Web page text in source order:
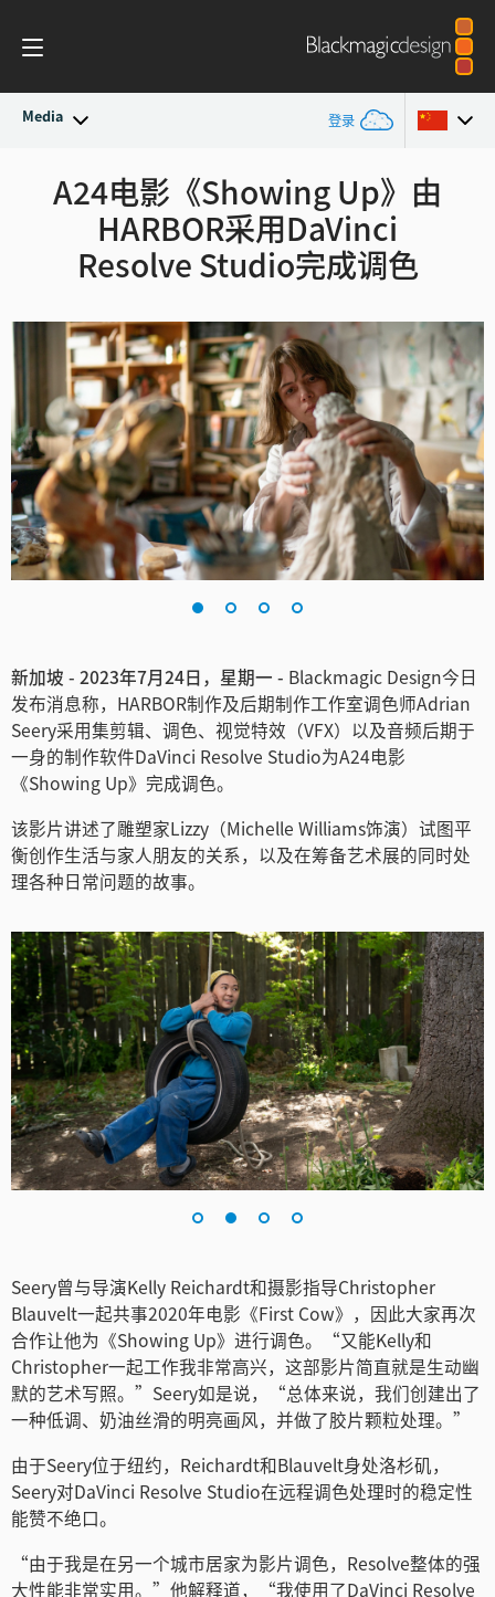
Media 登录
最新动态 Argentina
Australia
Austria
Brazil
Canada
中国
Denmark
Finland
France
中国香港
India
Italy
Korea
Malaysia
Netherlands
New Zealand
Norway
Poland
South Africa
Spain
Sweden
Turkey
Ukraine
A24电影《Showing Up》 由
HARBOR采用DaVinci
Resolve Studio完成调色
新加坡 - 2023年7月24日，星期一 - Blackmagic Design今日
发布消息称，HARBOR制作及后期制作工作室调色师Adrian
Seery采用集剪辑、调色、视觉特效（VFX）以及音频后期于
一身的制作软件DaVinci Resolve Studio为A24电影
《Showing Up》完成调色。
该影片讲述了雕塑家Lizzy（Michelle Williams饰演）试图平
衡创作生活与家人朋友的关系，以及在筹备艺术展的同时处
理各种日常问题的故事。
Seery曾与导演Kelly Reichardt和摄影指导Christopher
Blauvelt一起共事2020年电影《First Cow》，因此大家再次
合作让他为《Showing Up》进行调色。“又能Kelly和
Christopher一起工作我非常高兴，这部影片简直就是生动幽
默的艺术写照。”Seery如是说，“总体来说，我们创建出了
一种低调、奶油丝滑的明亮画风，并做了胶片颗粒处理。”
由于Seery位于纽约，Reichardt和Blauvelt身处洛杉矶，
Seery对DaVinci Resolve Studio在远程调色处理时的稳定性
能赞不绝口。
“由于我是在另一个城市居家为影片调色，Resolve整体的强
大性能非常实用。”他解释道，“我使用了DaVinci Resolve